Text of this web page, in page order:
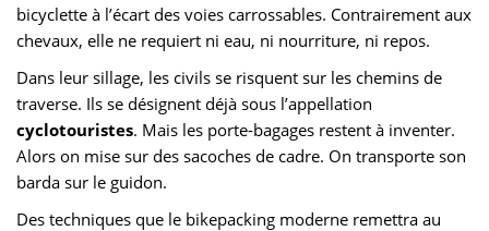
bicyclette à l’écart des voies carrossables. Contrairement aux
chevaux, elle ne requiert ni eau, ni nourriture, ni repos.
Dans leur sillage, les civils se risquent sur les chemins de
traverse. Ils se désignent déjà sous l’appellation
cyclotouristes. Mais les porte-bagages restent à inventer.
Alors on mise sur des sacoches de cadre. On transporte son
barda sur le guidon.
Des techniques que le bikepacking moderne remettra au